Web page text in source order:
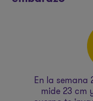
En la semana
mide 23 cm